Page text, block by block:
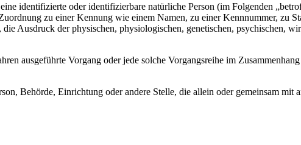
identifizierte oder identifizierbare natürliche Person (im Folgenden
zu einer Kennung wie einem Namen, zu einer Kennnummer, zu
Ausdruck der physischen, physiologischen, genetischen, psychischen,
ausgeführte Vorgang oder jede solche Vorgangsreihe im
Behörde, Einrichtung oder andere Stelle, die allein oder gemeinsam